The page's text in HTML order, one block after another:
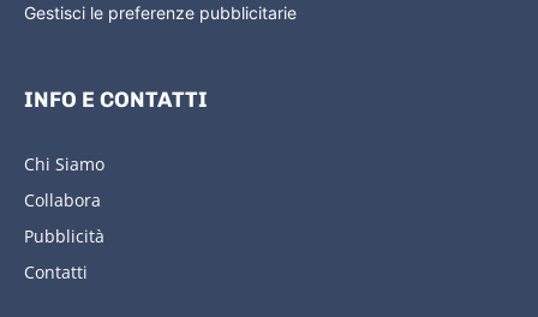
Gestisci le preferenze pubblicitarie
INFO E CONTATTI
Chi Siamo
Collabora
Pubblicità
Contatti